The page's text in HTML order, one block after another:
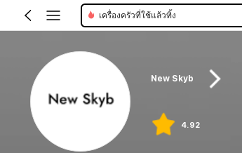
เครื่องครัวที่ใช้แล้วทิ้ง
New Skyb
4.92